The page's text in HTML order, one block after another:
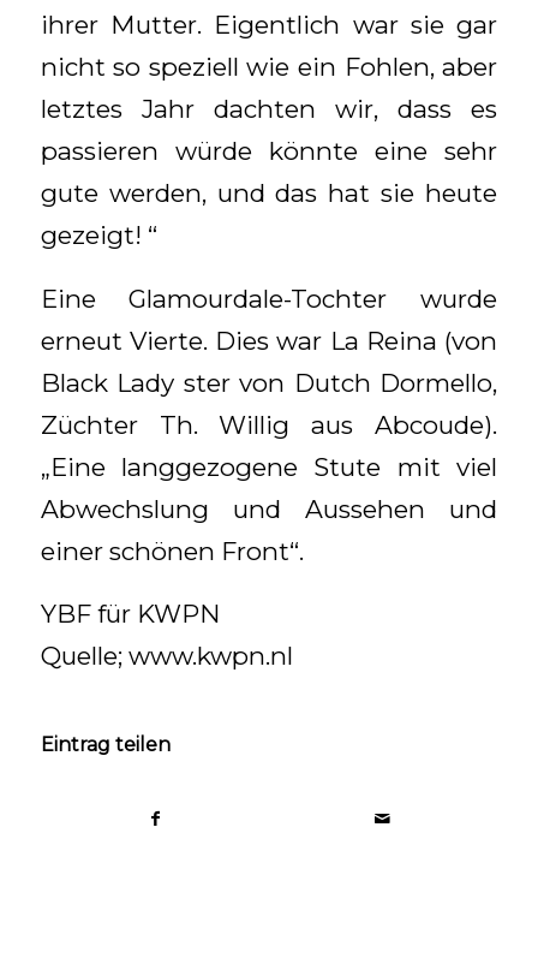
ihrer Mutter. Eigentlich war sie gar
nicht so speziell wie ein Fohlen, aber
letztes Jahr dachten wir, dass es
passieren würde könnte eine sehr
gute werden, und das hat sie heute
gezeigt! “
Eine Glamourdale-Tochter wurde
erneut Vierte. Dies war La Reina (von
Black Lady ster von Dutch Dormello,
Züchter Th. Willig aus Abcoude).
„Eine langgezogene Stute mit viel
Abwechslung und Aussehen und
einer schönen Front“.
YBF für KWPN
Quelle; www.kwpn.nl
Eintrag teilen